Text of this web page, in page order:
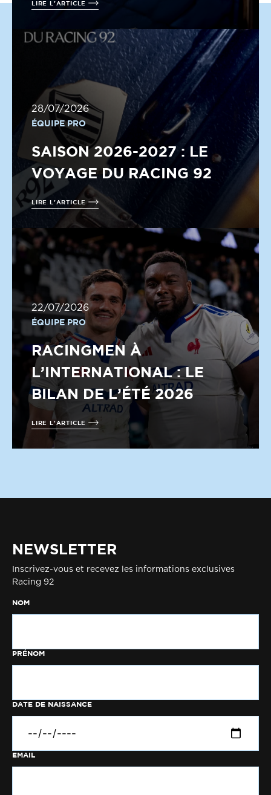
LIRE L'ARTICLE
28/07/2026
ÉQUIPE PRO
SAISON 2026-2027 : LE
VOYAGE DU RACING 92
LIRE L'ARTICLE
22/07/2026
ÉQUIPE PRO
RACINGMEN À
L’INTERNATIONAL : LE
BILAN DE L’ÉTÉ 2026
LIRE L'ARTICLE
NEWSLETTER
Inscrivez-vous et recevez les informations exclusives
Racing 92
NOM
PRÉNOM
DATE DE NAISSANCE
EMAIL